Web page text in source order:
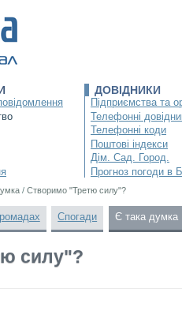
ДОВІДНИКИ
Підприємства та
Телефонні
Телефонні коди
Поштові індекси
Дім. Сад. Город.
Прогноз погоди в
/ Створимо "Третю силу"?
Спогади Є така думка
силу"?